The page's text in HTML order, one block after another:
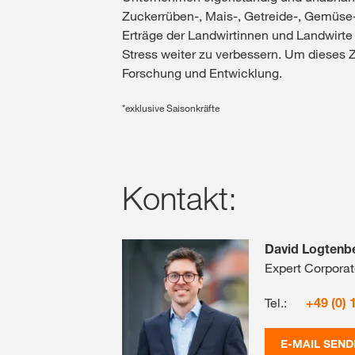
Zuckerrüben-, Mais-, Getreide-,
Erträge der Landwirtinnen und
Stress weiter zu verbessern. Um dieses
Forschung und Entwicklung.
*exklusive Saisonkräfte
Kontakt:
David
Expert
Tel.: +49 (0)
E-MAIL